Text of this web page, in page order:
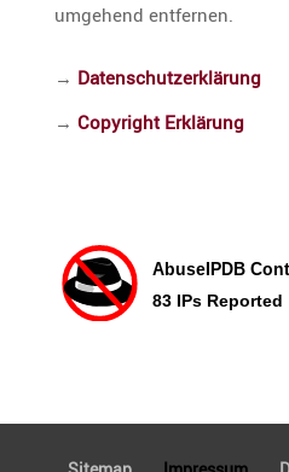
umgehend entfernen.
→ Daten­schutz­er­klä­rung
→ Copyright Erklä­rung